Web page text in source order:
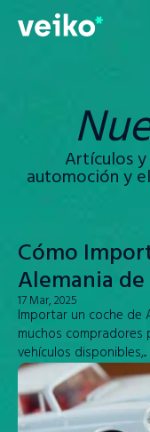
Artículos
automoción y
Cómo
Alemania
17 Mar, 2025
Importar un coche de
muchos
vehículos disponibles,...